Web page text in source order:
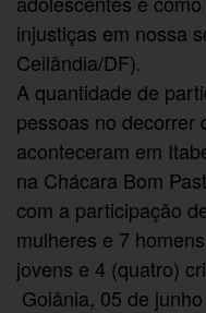
injustiças em nossa
Ceilândia/DF).
A quantidade de
pessoas no decorrer
aconteceram em
na Chácara Bom
com a participação
mulheres e 7
jovens e 4 (quatro)
Goiânia, 05 de